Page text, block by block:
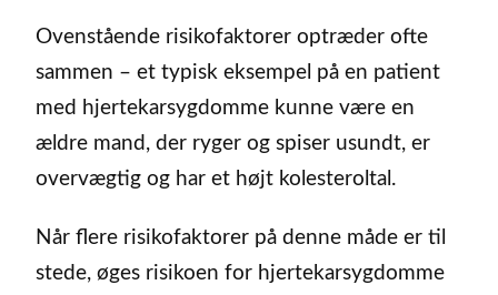
Ovenstående risikofaktorer optræder ofte
sammen – et typisk eksempel på en patient
med hjertekarsygdomme kunne være en
ældre mand, der ryger og spiser usundt, er
overvægtig og har et højt kolesteroltal.
Når flere risikofaktorer på denne måde er til
stede, øges risikoen for hjertekarsygdomme